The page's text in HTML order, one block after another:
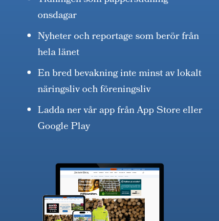
onsdagar
Nyheter och reportage som berör från
hela länet
En bred bevakning inte minst av lokalt
näringsliv och föreningsliv
Ladda ner vår app från App Store eller
Google Play